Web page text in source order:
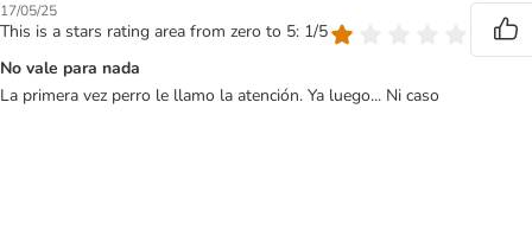
17/05/25
This is a stars rating area from zero to 5: 1/5
No vale para nada
La primera vez perro le llamo la atención. Ya luego... Ni caso